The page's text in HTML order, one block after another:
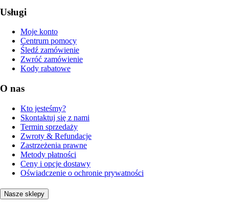
Usługi
Moje konto
Centrum pomocy
Śledź zamówienie
Zwróć zamówienie
Kody rabatowe
O nas
Kto jesteśmy?
Skontaktuj się z nami
Termin sprzedaży
Zwroty & Refundacje
Zastrzeżenia prawne
Metody płatności
Ceny i opcje dostawy
Oświadczenie o ochronie prywatności
Nasze sklepy